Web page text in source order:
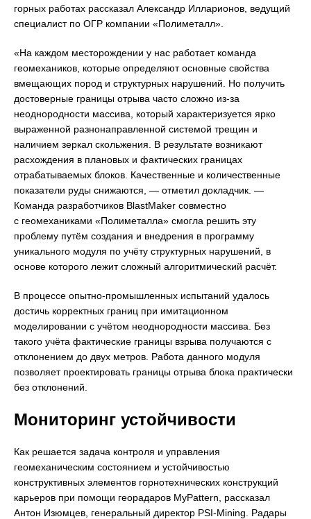
горных работах рассказал Александр Илларионов, ведущий
специалист по ОГР компании «Полиметалл».
«На каждом месторождении у нас работает команда
геомехаников, которые определяют основные свойства
вмещающих пород и структурных нарушений. Но получить
достоверные границы отрыва часто сложно из-за
неоднородности массива, который характеризуется ярко
выраженной разнонаправленной системой трещин и
наличием зеркал скольжения. В результате возникают
расхождения в плановых и фактических границах
отрабатываемых блоков. Качественные и количественные
показатели руды снижаются, — отметил докладчик. —
Команда разработчиков BlastMaker совместно
с геомеханиками «Полиметалла» смогла решить эту
проблему путём создания и внедрения в программу
уникального модуля по учёту структурных нарушений, в
основе которого лежит сложный алгоритмический расчёт.
В процессе опытно-промышленных испытаний удалось
достичь корректных границ при имитационном
моделировании с учётом неоднородности массива. Без
такого учёта фактические границы взрыва получаются с
отклонением до двух метров. Работа данного модуля
позволяет проектировать границы отрыва блока практически
без отклонений.
Мониторинг устойчивости
Как решается задача контроля и управления
геомеханическим состоянием и устойчивостью
конструктивных элементов горнотехнических конструкций
карьеров при помощи георадаров MyPattern, рассказал
Антон Изюмцев, генеральный директор PSI-Mining. Радары